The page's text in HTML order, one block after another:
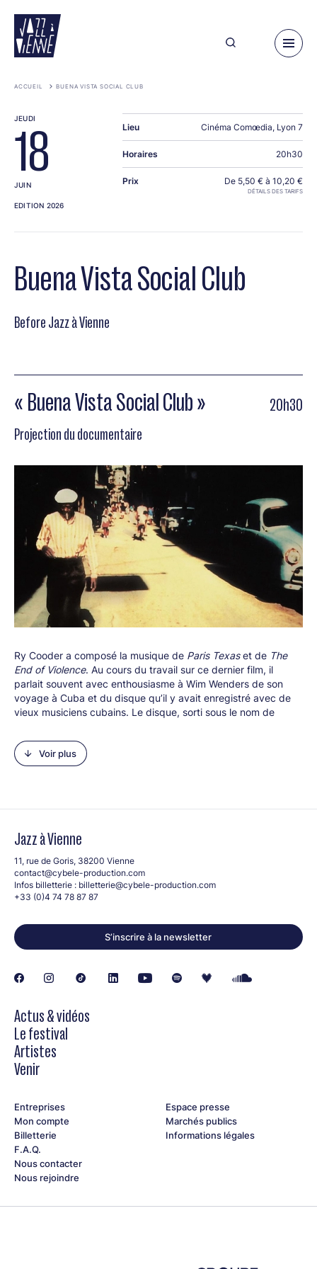
contenu
principal
ACCUEIL BUENA VISTA SOCIAL CLUB
Buena Vista Social Club
Before Jazz à Vienne
« Buena Vista Social Club » 20h30
Projection du documentaire
Ry Cooder a composé la musique de Paris Texaset de The
End of Violence. Au cours du travail sur ce dernier film, il
parlait souvent avec enthousiasme à Wim Wenders de son
voyage à Cuba et du disque qu’il y avait enregistré avec de
vieux musiciens cubains. Le disque, sorti sous le nom de
printemps 1998, Ry Cooder retourne à Cuba pour y
enregistrer un disque avec Ibrahim Ferrer et tous les
musiciens qui avaient participé au premier album. Cette fois,
festival Jazz à Vienne, à l’occasion de la venue de la mythique
formationBuena Vista All Stars lors de la soirée Cuba
9 juillet, à Jazz à Vienne.
En partenariat avec le Comœdia et Les Films du Losange
Voir plus
JEUDI
18
JUIN
EDITION 2026
Lieu Cinéma Comœdia, Lyon 7
Horaires 20h30
Prix De 5,50 € à 10,20 €
DÉTAILS DES TARIFS
Jazz à Vienne
11, rue de Goris, 38200 Vienne
contact@cybele-production.com
Infos billetterie : billetterie@cybele-production.com
+33 (0)4 74 78 87 87
S’inscrire à la newsletter
Actus & vidéos
Le festival
Artistes
Venir
Entreprises
Mon compte
Billetterie
F.A.Q.
Nous contacter
Nous rejoindre
Espace presse
Marchés publics
Informations légales